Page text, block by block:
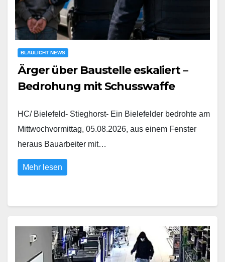
BLAULICHT NEWS
Ärger über Baustelle eskaliert –
Bedrohung mit Schusswaffe
HC/ Bielefeld- Stieghorst- Ein Bielefelder bedrohte am
Mittwochvormittag, 05.08.2026, aus einem Fenster
heraus Bauarbeiter mit…
Mehr lesen